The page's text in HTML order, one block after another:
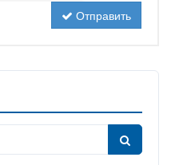
Отправить